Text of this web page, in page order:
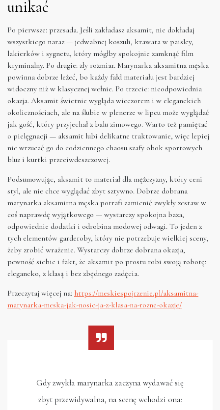
unikać
Po pierwsze: przesada. Jeśli zakładasz aksamit, nie dokładaj
wszystkiego naraz — jedwabnej koszuli, krawata w paisley,
lakierków i sygnetu, który mógłby spokojnie zamknąć film
kryminalny. Po drugie: zły rozmiar. Marynarka aksamitna męska
powinna dobrze leżeć, bo każdy fałd materiału jest bardziej
widoczny niż w klasycznej wełnie. Po trzecie: nieodpowiednia
okazja. Aksamit świetnie wygląda wieczorem i w eleganckich
okolicznościach, ale na ślubie w plenerze w lipcu może wyglądać
jak gość, który przyjechał z balu zimowego. Warto też pamiętać
o pielęgnacji — aksamit lubi delikatne traktowanie, więc lepiej
nie wrzucać go do codziennego chaosu szafy obok sportowych
bluz i kurtki przeciwdeszczowej.
Podsumowując, aksamit to materiał dla mężczyzny, który ceni
styl, ale nie chce wyglądać zbyt sztywno. Dobrze dobrana
marynarka aksamitna męska potrafi zamienić zwykły zestaw w
coś naprawdę wyjątkowego — wystarczy spokojna baza,
odpowiednie dodatki i odrobina modowej odwagi. To jeden z
tych elementów garderoby, który nie potrzebuje wielkiej sceny,
żeby zrobić wrażenie. Wystarczy dobrze dobrana okazja,
pewność siebie i fakt, że aksamit po prostu robi swoją robotę:
elegancko, z klasą i bez zbędnego zadęcia.
Przeczytaj więcej na: https://meskiespojrzenie.pl/aksamitna-
marynarka-meska-jak-nosic-ja-z-klasa-na-rozne-okazje/
Gdy zwykła marynarka zaczyna wydawać się
zbyt przewidywalna, na scenę wchodzi ona: